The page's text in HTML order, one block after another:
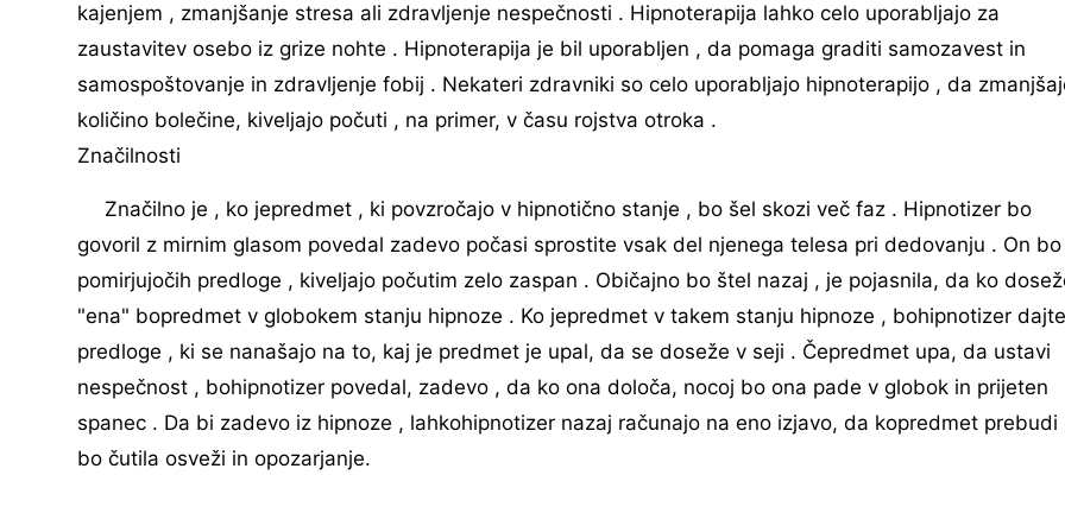
kajenjem , zmanjšanje stresa ali zdravljenje nespečnosti . Hipnoterapija lahko celo uporabljajo za
zaustavitev osebo iz grize nohte . Hipnoterapija je bil uporabljen , da pomaga graditi samozavest in
samospoštovanje in zdravljenje fobij . Nekateri zdravniki so celo uporabljajo hipnoterapijo , da
količino bolečine, kiveljajo počuti , na primer, v času rojstva otroka .
Značilnosti
Značilno je , ko jepredmet , ki povzročajo v hipnotično stanje , bo šel skozi več faz . Hipnotizer bo
govoril z mirnim glasom povedal zadevo počasi sprostite vsak del njenega telesa pri dedovanju . On bo
pomirjujočih predloge , kiveljajo počutim zelo zaspan . Običajno bo štel nazaj , je pojasnila, da ko
"ena" bopredmet v globokem stanju hipnoze . Ko jepredmet v takem stanju hipnoze , bohipnotizer dajte
predloge , ki se nanašajo na to, kaj je predmet je upal, da se doseže v seji . Čepredmet upa, da ustavi
nespečnost , bohipnotizer povedal, zadevo , da ko ona določa, nocoj bo ona pade v globok in prijeten
spanec . Da bi zadevo iz hipnoze , lahkohipnotizer nazaj računajo na eno izjavo, da kopredmet prebudi
bo čutila osveži in opozarjanje.